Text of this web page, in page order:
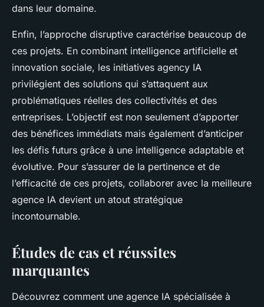
dans leur domaine.
Enfin, l’approche disruptive caractérise beaucoup de
ces projets. En combinant intelligence artificielle et
innovation sociale, les initiatives agency IA
privilégient des solutions qui s’attaquent aux
problématiques réelles des collectivités et des
entreprises. L’objectif est non seulement d’apporter
des bénéfices immédiats mais également d’anticiper
les défis futurs grâce à une intelligence adaptable et
évolutive. Pour s’assurer de la pertinence et de
l’efficacité de ces projets, collaborer avec la meilleure
agence IA devient un atout stratégique
incontournable.
Études de cas et réussites
marquantes
Découvrez comment une agence IA spécialisée à